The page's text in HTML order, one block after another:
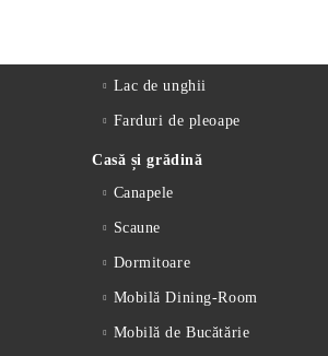
Lac de unghii
Farduri de pleoape
Casă și grădină
Canapele
Scaune
Dormitoare
Mobilă Dining-Room
Mobilă de Bucătărie